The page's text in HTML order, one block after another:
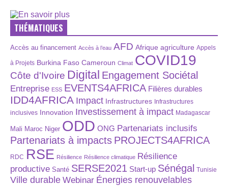
THÉMATIQUES
Accès au financement Accès à l’eau AFD Afrique agriculture Appels
à Projets Burkina Faso Cameroun Climat COVID19
Côte d'Ivoire Digital Engagement Sociétal
Entreprise ESS EVENTS4AFRICA Filières durables
IDD4AFRICA Impact Infrastructures Infrastructures
inclusives Innovation Investissement à impact Madagascar
Mali Maroc Niger ODD ONG Partenariats inclusifs
Partenariats à impacts PROJECTS4AFRICA
RDC RSE Résilience Résilience climatique Résilience
productive Santé SERSE2021 Start-up Sénégal Tunisie
Ville durable Webinar Énergies renouvelables